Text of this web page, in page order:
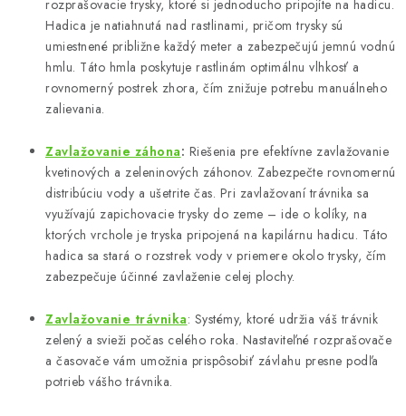
rozprašovacie trysky, ktoré si jednoducho pripojíte na hadicu.
Hadica je natiahnutá nad rastlinami, pričom trysky sú
umiestnené približne každý meter a zabezpečujú jemnú vodnú
hmlu. Táto hmla poskytuje rastlinám optimálnu vlhkosť a
rovnomerný postrek zhora, čím znižuje potrebu manuálneho
zalievania.
Zavlažovanie záhona: Riešenia pre efektívne zavlažovanie
kvetinových a zeleninových záhonov. Zabezpečte rovnomernú
distribúciu vody a ušetrite čas. Pri zavlažovaní trávnika sa
využívajú zapichovacie trysky do zeme – ide o kolíky, na
ktorých vrchole je tryska pripojená na kapilárnu hadicu. Táto
hadica sa stará o rozstrek vody v priemere okolo trysky, čím
zabezpečuje účinné zavlaženie celej plochy.
Zavlažovanie trávnika: Systémy, ktoré udržia váš trávnik
zelený a svieži počas celého roka. Nastaviteľné rozprašovače
a časovače vám umožnia prispôsobiť závlahu presne podľa
potrieb vášho trávnika.